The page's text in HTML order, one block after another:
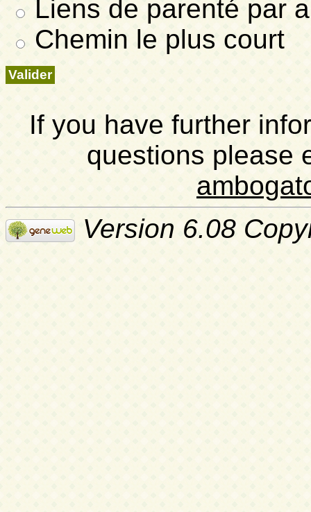
Liens de parenté par
Chemin le plus court
If you have further
questions please
Version 6.08